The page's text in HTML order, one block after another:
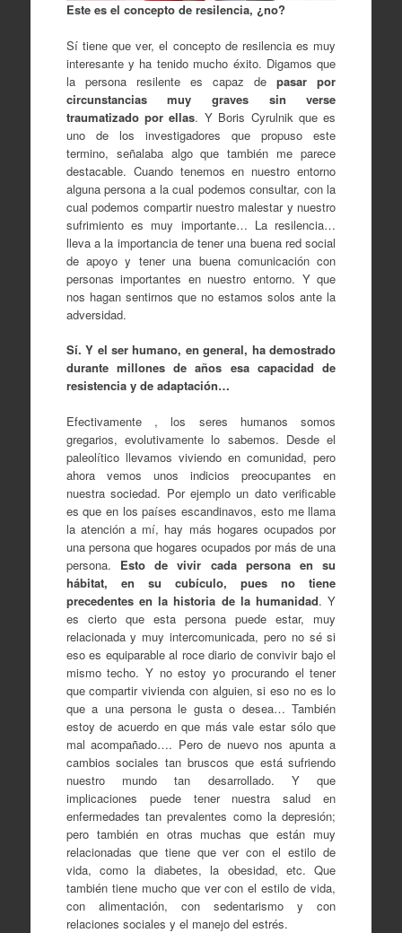
Este es el concepto de resilencia, ¿no?
Sí tiene que ver, el concepto de resilencia es muy
interesante y ha tenido mucho éxito. Digamos que
la persona resilente es capaz depasar por
circunstancias muy graves sin verse
traumatizado por ellas. Y Boris Cyrulnik que es
uno de los investigadores que propuso este
termino, señalaba algo que también me parece
destacable. Cuando tenemos en nuestro entorno
alguna persona a la cual podemos consultar, con la
cual podemos compartir nuestro malestar y nuestro
sufrimiento es muy importante… La resilencia…
lleva a la importancia de tener una buena red social
de apoyo y tener una buena comunicación con
personas importantes en nuestro entorno. Y que
nos hagan sentirnos que no estamos solos ante la
adversidad.
Sí. Y el ser humano, en general, ha demostrado
durante millones de años esa capacidad de
resistencia y de adaptación…
Efectivamente , los seres humanos somos
gregarios, evolutivamente lo sabemos. Desde el
paleolítico llevamos viviendo en comunidad, pero
ahora vemos unos indicios preocupantes en
nuestra sociedad. Por ejemplo un dato verificable
es que en los países escandinavos, esto me llama
la atención a mí, hay más hogares ocupados por
una persona que hogares ocupados por más de una
persona. Esto de vivir cada persona en su
hábitat, en su cubículo, pues no tiene
precedentes en la historia de la humanidad. Y
es cierto que esta persona puede estar, muy
relacionada y muy intercomunicada, pero no sé si
eso es equiparable al roce diario de convivir bajo el
mismo techo. Y no estoy yo procurando el tener
que compartir vivienda con alguien, si eso no es lo
que a una persona le gusta o desea… También
estoy de acuerdo en que más vale estar sólo que
mal acompañado…. Pero de nuevo nos apunta a
cambios sociales tan bruscos que está sufriendo
nuestro mundo tan desarrollado. Y que
implicaciones puede tener nuestra salud en
enfermedades tan prevalentes como la depresión;
pero también en otras muchas que están muy
relacionadas que tiene que ver con el estilo de
vida, como la diabetes, la obesidad, etc. Que
también tiene mucho que ver con el estilo de vida,
con alimentación, con sedentarismo y con
relaciones sociales y el manejo del estrés.